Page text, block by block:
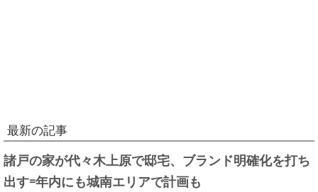
最新の記事
諸戸の家が代々木上原で邸宅、ブランド明確化を打ち
出す=年内にも城南エリアで計画も